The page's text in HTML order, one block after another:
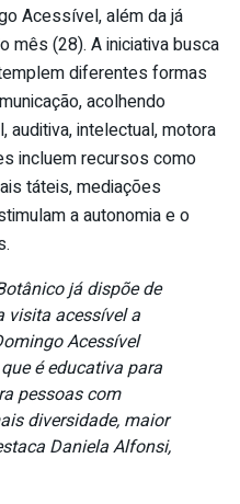
Acessível, além da já
mês (28). A iniciativa busca
diferentes formas
acolhendo
intelectual, motora
incluem recursos como
táteis, mediações
a autonomia e o
já dispõe de
visita acessível a
Acessível
é educativa para
pessoas com
diversidade, maior
Daniela Alfonsi,